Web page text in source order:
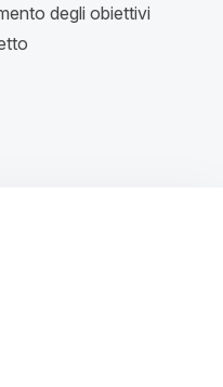
degli obiettivi